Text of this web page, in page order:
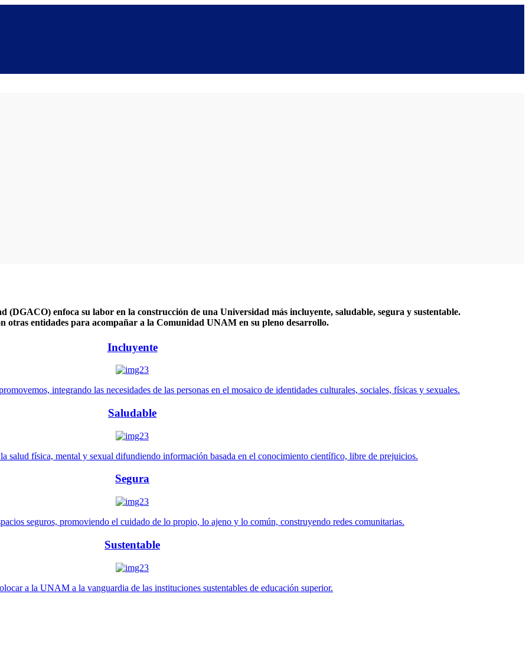
(DGACO) enfoca su labor en la construcción de una Universidad más incluyente, saludable, segura y sustentable.
otras entidades para acompañar a la Comunidad UNAM en su pleno desarrollo.
Incluyente
integrando las necesidades de las personas en el mosaico de identidades culturales, sociales, físicas y sexuales.
Saludable
salud física, mental y sexual difundiendo información basada en el conocimiento científico, libre de prejuicios.
Segura
seguros, promoviendo el cuidado de lo propio, lo ajeno y lo común, construyendo redes comunitarias.
Sustentable
a la UNAM a la vanguardia de las instituciones sustentables de educación superior.